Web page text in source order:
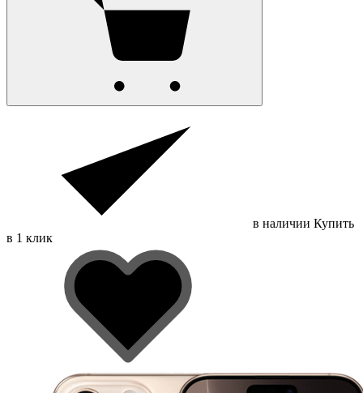
в наличии Купить
в 1 клик